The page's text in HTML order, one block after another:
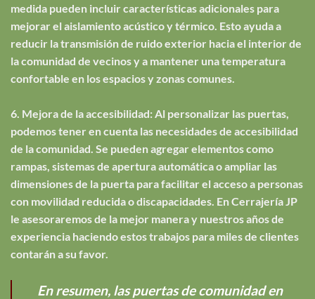
medida pueden incluir características adicionales para
mejorar el aislamiento acústico y térmico. Esto ayuda a
reducir la transmisión de ruido exterior hacia el interior de
la comunidad de vecinos y a mantener una temperatura
confortable en los espacios y zonas comunes.
6. Mejora de la accesibilidad: Al personalizar las puertas,
podemos tener en cuenta las necesidades de accesibilidad
de la comunidad. Se pueden agregar elementos como
rampas, sistemas de apertura automática o ampliar las
dimensiones de la puerta para facilitar el acceso a personas
con movilidad reducida o discapacidades. En Cerrajería JP
le asesoraremos de la mejor manera y nuestros años de
experiencia haciendo estos trabajos para miles de clientes
contarán a su favor.
En resumen, las puertas de comunidad en